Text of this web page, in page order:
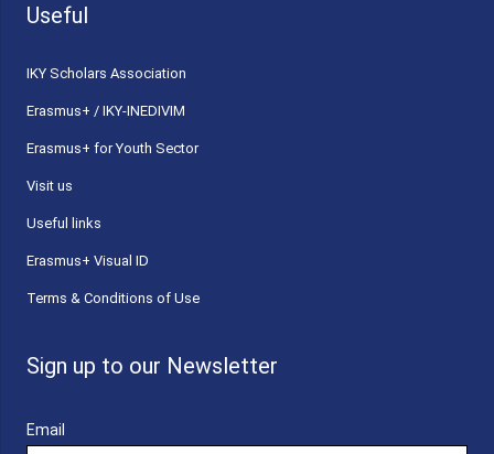
Useful
ΙΚΥ Scholars Association
Erasmus+ / IKY-INEDIVIM
Erasmus+ for Youth Sector
Visit us
Useful links
Erasmus+ Visual ID
Terms & Conditions of Use
Sign up to our Newsletter
Email